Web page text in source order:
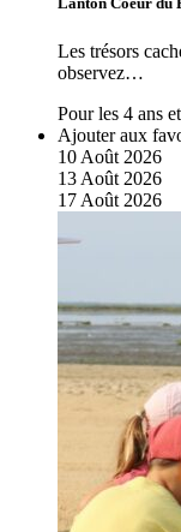
Les trésors
observez…
Pour les 4 ans
Ajouter aux
10 Août 2026
13 Août 2026
17 Août 2026